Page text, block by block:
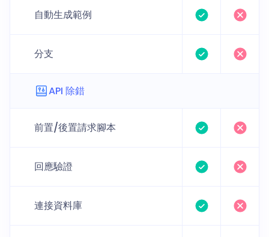
自動生成範例
分支
API 除錯
前置/後置請求腳本
回應驗證
連接資料庫